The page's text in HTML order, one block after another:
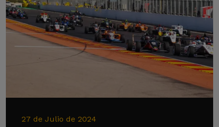
27 de Julio de 2024